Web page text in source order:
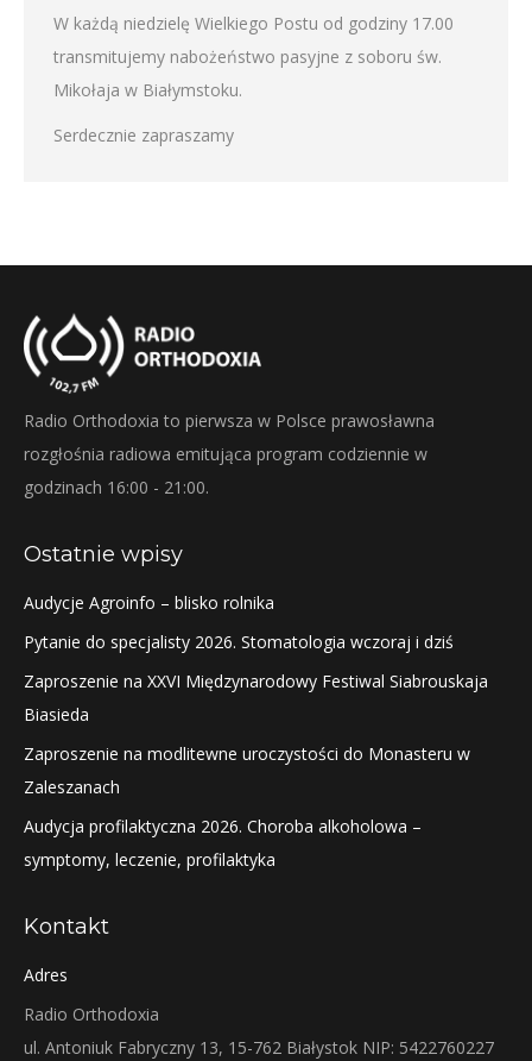
W każdą niedzielę Wielkiego Postu od godziny 17.00
transmitujemy nabożeństwo pasyjne z soboru św.
Mikołaja w Białymstoku.
Serdecznie zapraszamy
Radio Orthodoxia to pierwsza w Polsce prawosławna
rozgłośnia radiowa emitująca program codziennie w
godzinach 16:00 - 21:00.
Ostatnie wpisy
Audycje Agroinfo – blisko rolnika
Pytanie do specjalisty 2026. Stomatologia wczoraj i dziś
Zaproszenie na XXVI Międzynarodowy Festiwal Siabrouskaja
Biasieda
Zaproszenie na modlitewne uroczystości do Monasteru w
Zaleszanach
Audycja profilaktyczna 2026. Choroba alkoholowa –
symptomy, leczenie, profilaktyka
Kontakt
Adres
Radio Orthodoxia
ul. Antoniuk Fabryczny 13, 15-762 Białystok NIP: 5422760227